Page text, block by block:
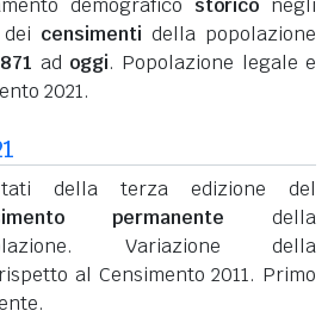
demografico storico negli
censimenti della popolazione
ad oggi. Popolazione legale e
2021.
della terza edizione del
permanente della
Variazione della
al Censimento 2011. Primo